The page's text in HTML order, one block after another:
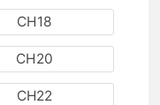
CH18
CH20
CH22